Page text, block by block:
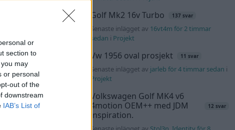
or
section to
may
or personal
out of the
downstream
IAB’s List of
Golf Mk2 16v Turbo 137 svar
Senaste inlägget av 16vt4m för 2 timmar
sedan i Projekt
Vw 1956 oval prosjekt 11 svar
Senaste inlägget av jarleb för 4 timmar sedan i
Projekt
Volkswagen Golf MK4 v6
4motion OEM++ med JDM
inspiration.
12 svar